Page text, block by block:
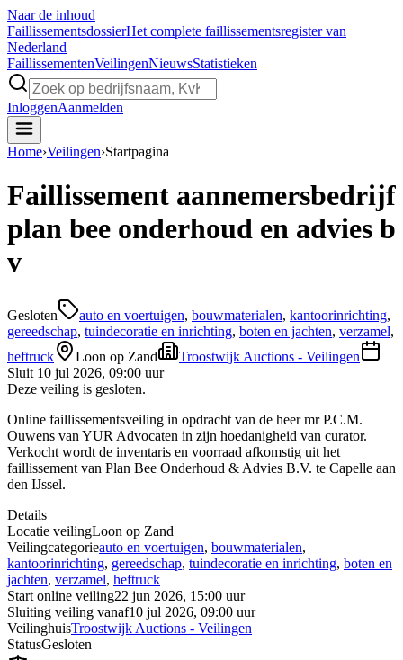
Naar de inhoud
FaillissementsdossierHet complete faillissementsregister van
Nederland
FaillissementenVeilingenNieuwsStatistieken
InloggenAanmelden
Home›Veilingen›Startpagina
Faillissement aannemersbedrijf
plan bee onderhoud en advies b
v
Gesloten auto en voertuigen, bouwmaterialen, kantoorinrichting,
gereedschap, tuindecoratie en inrichting, boten en jachten, verzamel,
heftruck
Loon op Zand
Troostwijk Auctions - Veilingen
Sluit 10 jul 2026, 09:00 uur
Deze veiling is gesloten.
Online faillissementsveiling in opdracht van de heer mr P.C.M.
Ouwens van YUR Advocaten in zijn hoedanigheid van curator.
Verkocht wordt de inventaris en voorraad afkomstig uit het
faillissement van Plan Bee Onderhoud & Advies B.V. te Capelle aan
den IJssel.
Details
Locatie veilingLoon op Zand
Veilingcategorieauto en voertuigen, bouwmaterialen,
kantoorinrichting, gereedschap, tuindecoratie en inrichting, boten en
jachten, verzamel, heftruck
Start online veiling22 jun 2026, 15:00 uur
Sluiting veiling vanaf10 jul 2026, 09:00 uur
VeilinghuisTroostwijk Auctions - Veilingen
StatusGesloten